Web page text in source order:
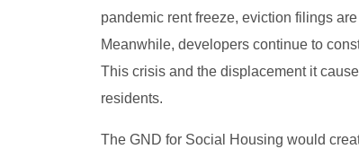
pandemic rent freeze, eviction filings
Meanwhile, developers continue to
This crisis and the displacement it
residents.
The GND for Social Housing would